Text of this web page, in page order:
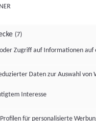
der hier aufgeführten
(7)
Zugriff auf Informationen auf
Daten zur Auswahl von
Interesse
für personalisierte